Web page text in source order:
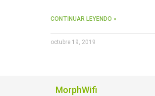
CONTINUAR LEYENDO »
octubre 19, 2019
MorphWifi